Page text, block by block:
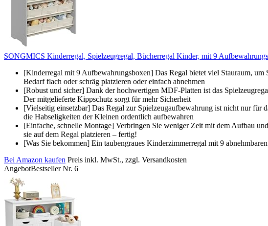
SONGMICS Kinderregal, Spielzeugregal, Bücherregal Kinder, mit 9
[Kinderregal mit 9 Aufbewahrungsboxen] Das Regal bietet viel Stauraum,
Bedarf flach oder schräg platzieren oder einfach abnehmen
[Robust und sicher] Dank der hochwertigen MDF-Platten ist das
Der mitgelieferte Kippschutz sorgt für mehr Sicherheit
[Vielseitig einsetzbar] Das Regal zur Spielzeugaufbewahrung ist nicht nur für
die Habseligkeiten der Kleinen ordentlich aufbewahren
[Einfache, schnelle Montage] Verbringen Sie weniger Zeit mit dem Aufbau
sie auf dem Regal platzieren – fertig!
[Was Sie bekommen] Ein taubengraues Kinderzimmerregal mit 9
Bei Amazon kaufen Preis inkl. MwSt., zzgl. Versandkosten
AngebotBestseller Nr. 6